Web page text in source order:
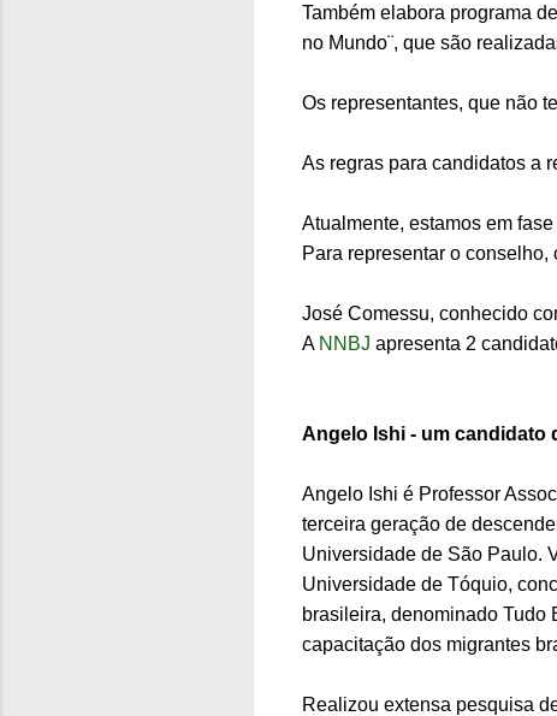
Também elabora programa
no Mundo¨, que são
Os representantes, que não
As regras para candidatos a
Atualmente, estamos em
Para representar o
José Comessu, conhecido
A NNBJ apresenta 2
Angelo Ishi - um candidato
Angelo Ishi é Professor
terceira geração de
Universidade de São Paulo.
Universidade de Tóquio,
brasileira, denominado Tudo
capacitação dos migrantes
Realizou extensa pesquisa